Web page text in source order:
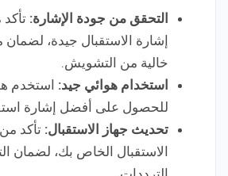
التحقق من جودة الإشارة:
إشارة الاستقبال جيدة،
خالية من التشويش.
استخدام هوائي جيد: استخدم
للحصول على أفضل إشارة
تحديث جهاز الاستقبال: تأكد
الاستقبال الخاص بك، لضمان